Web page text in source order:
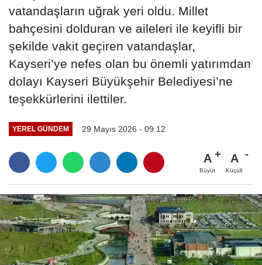
vatandaşların uğrak yeri oldu. Millet
bahçesini dolduran ve aileleri ile keyifli bir
şekilde vakit geçiren vatandaşlar,
Kayseri’ye nefes olan bu önemli yatırımdan
dolayı Kayseri Büyükşehir Belediyesi’ne
teşekkürlerini ilettiler.
YEREL GÜNDEM 29 Mayıs 2026 - 09:12
A
Büyüt
A
Küçült